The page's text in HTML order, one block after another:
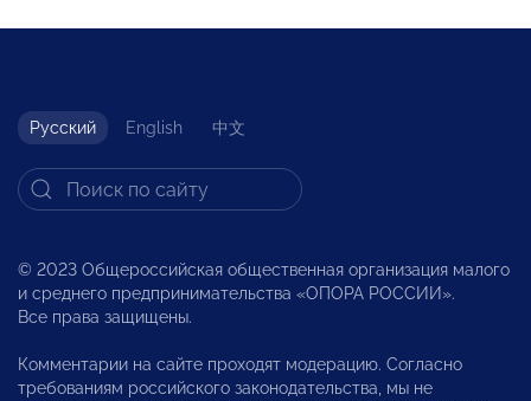
Русский English 中文
© 2023 Общероссийская общественная организация малого
и среднего предпринимательства «ОПОРА РОССИИ».
Все права защищены.
Комментарии на сайте проходят модерацию. Согласно
требованиям российского законодательства, мы не